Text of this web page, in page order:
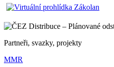
Partneři, svazky, projekty
MMR